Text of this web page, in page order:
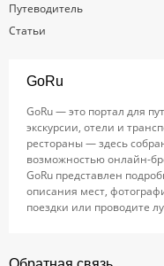
Путеводитель
Статьи
GoRu
GoRu — это портал для
экскурсии, отели и
рестораны — здесь
возможностью онлайн-
GoRu представлен
описания мест,
поездки или проводите